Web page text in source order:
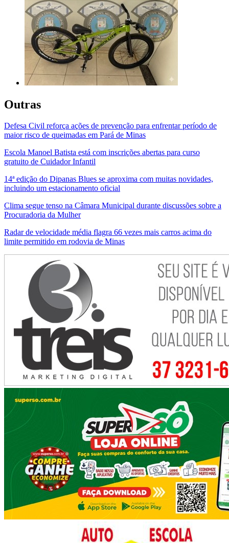
Outras
Defesa Civil reforça ações de prevenção para enfrentar período de
maior risco de queimadas em Pará de Minas
Escola Manoel Batista está com inscrições abertas para curso
gratuito de Cuidador Infantil
14ª edição do Dipanas Blues se aproxima com muitas novidades,
incluindo um estacionamento oficial
Clima segue tenso na Câmara Municipal durante discussões sobre a
Procuradoria da Mulher
Radar de velocidade média flagra 66 vezes mais carros acima do
limite permitido em rodovia de Minas